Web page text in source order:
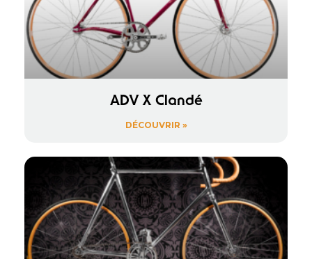
ADV X Clandé
DÉCOUVRIR »